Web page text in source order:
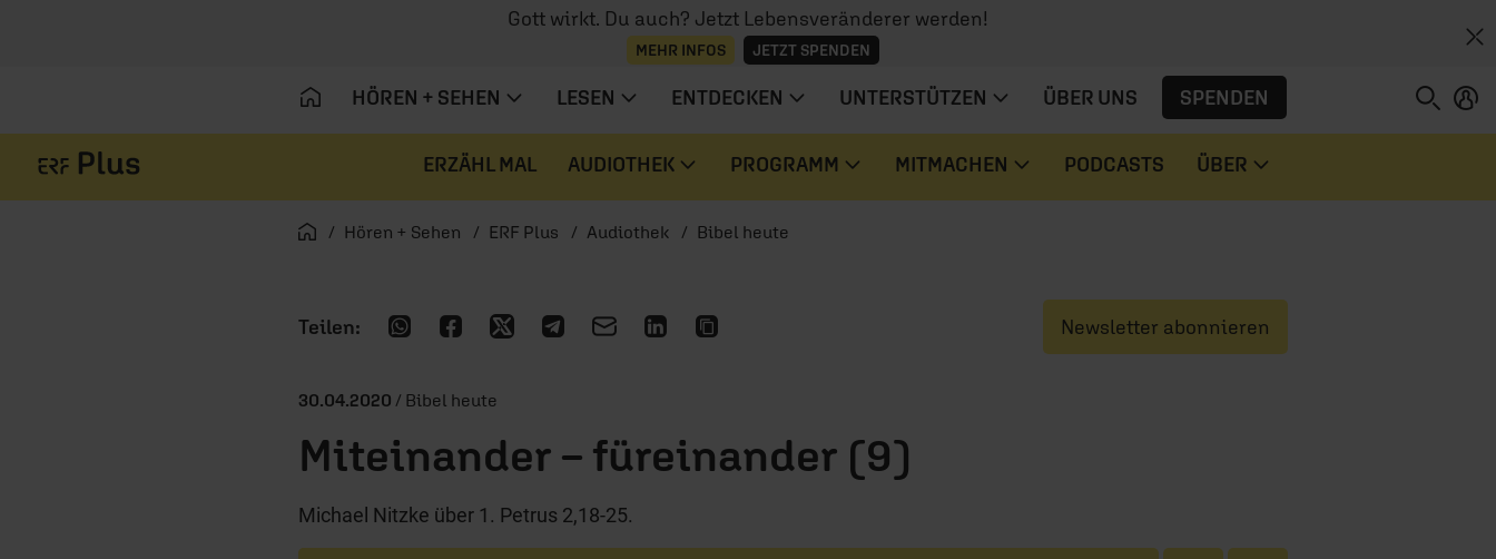
Gott wirkt. Du auch? Jetzt Lebensveränderer werden!
MEHR INFOS JETZT SPENDEN
HÖREN + SEHEN LESEN ENTDECKEN UNTERSTÜTZEN ÜBER UNS SPENDEN
ERZÄHL MAL AUDIOTHEK PROGRAMM MITMACHEN PODCASTS ÜBER
Startseite
Hören + Sehen ERF Plus Audiothek Bibel heute
Newsletter abonnieren
30.04.2020 / Bibel heute
Miteinander – füreinander (9)
Michael Nitzke über 1. Petrus 2,18-25.